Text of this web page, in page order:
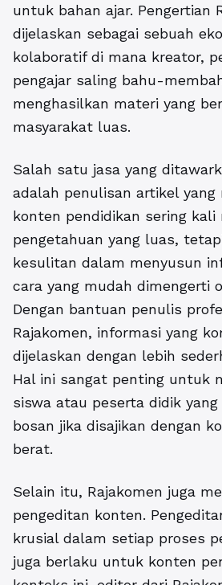
untuk bahan ajar. Pengertian
dijelaskan sebagai sebuah
kolaboratif di mana kreator,
pengajar saling bahu-
menghasilkan materi yang
masyarakat luas.
Salah satu jasa yang
adalah penulisan artikel yang
konten pendidikan sering kali
pengetahuan yang luas,
kesulitan dalam menyusun
cara yang mudah dimengerti
Dengan bantuan penulis
Rajakomen, informasi yang
dijelaskan dengan lebih
Hal ini sangat penting untuk
siswa atau peserta didik
bosan jika disajikan dengan
berat.
Selain itu, Rajakomen juga
pengeditan konten.
krusial dalam setiap proses
juga berlaku untuk konten